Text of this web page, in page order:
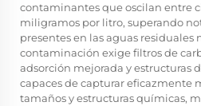
contaminantes que oscilan entre
miligramos por litro, superando
presentes en las aguas residuales
contaminación exige filtros de
adsorción mejorada y estructuras
capaces de capturar eficazmente
tamaños y estructuras químicas,